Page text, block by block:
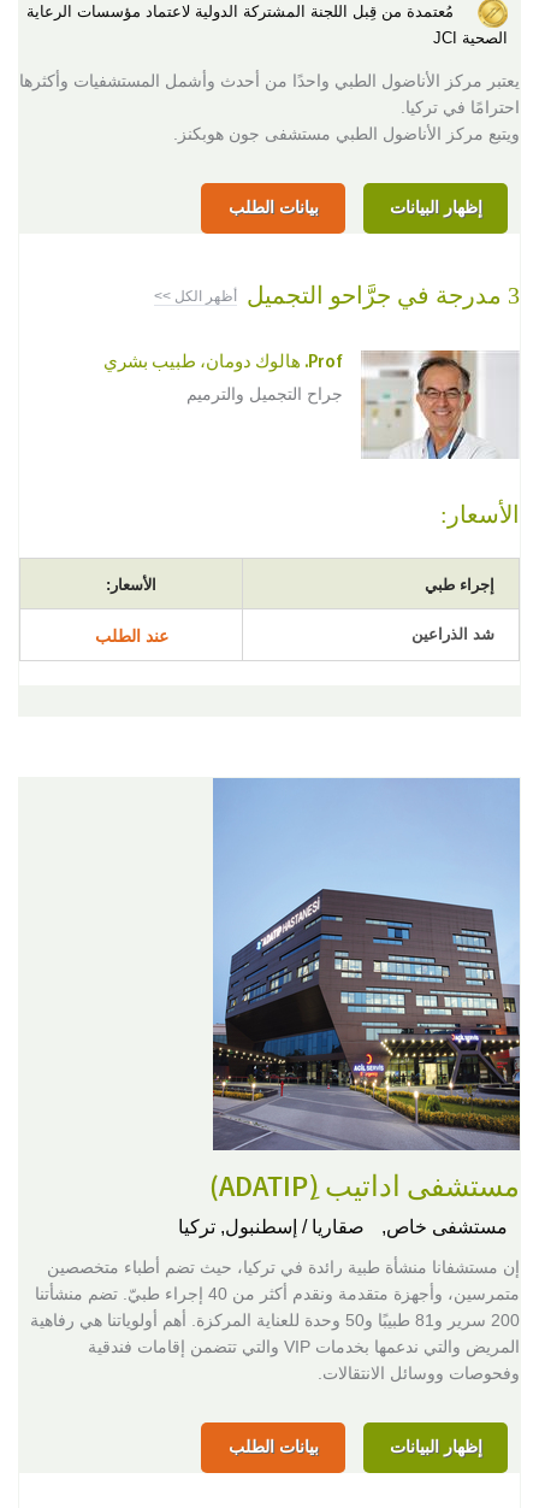
مُعتمدة من قِبل اللجنة المشتركة الدولية لاعتماد مؤسسات الرعاية
الصحية JCI
يعتبر مركز الأناضول الطبي واحدًا من أحدث وأشمل المستشفيات وأكثرها
احترامًا في تركيا.
ويتبع مركز الأناضول الطبي مستشفى جون هوبكنز.
إظهار البيانات بيانات الطلب
3 مدرجة في جرَّاحو التجميل أظهر الكل >>
Prof. هالوك دومان، طبيب بشري
جراح التجميل والترميم
الأسعار:
إجراء طبي الأسعار:
شد الذراعين عند الطلب
مستشفى اداتيب (ِADATIP)
مستشفى خاص, صقاريا / إسطنبول, تركيا
إن مستشفانا منشأة طبية رائدة في تركيا، حيث تضم أطباء متخصصين
متمرسين، وأجهزة متقدمة ونقدم أكثر من 40 إجراء طبيّ. تضم منشأتنا
200 سرير و81 طبيبًا و50 وحدة للعناية المركزة. أهم أولوياتنا هي رفاهية
المريض والتي ندعمها بخدمات VIP والتي تتضمن إقامات فندقية
وفحوصات ووسائل الانتقالات.
إظهار البيانات بيانات الطلب